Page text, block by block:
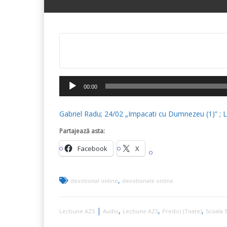
Player
audio
00:00
Gabriel Radu; 24/02 „Impacati cu Dumnezeu (1)” ;
Partajează asta:
Facebook X
devotional online, devotionale online
Lectiune AZS | Audio, Lectiune AZS, Predici (Toate), Scoala